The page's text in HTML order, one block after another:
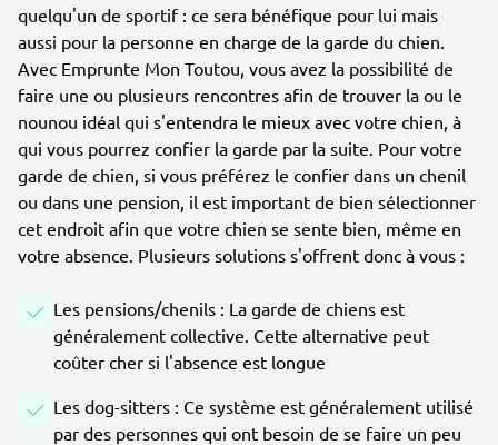
quelqu'un de sportif : ce sera bénéfique pour lui mais
aussi pour la personne en charge de la garde du chien.
Avec Emprunte Mon Toutou, vous avez la possibilité de
faire une ou plusieurs rencontres afin de trouver la ou le
nounou idéal qui s'entendra le mieux avec votre chien, à
qui vous pourrez confier la garde par la suite. Pour votre
garde de chien, si vous préférez le confier dans un chenil
ou dans une pension, il est important de bien sélectionner
cet endroit afin que votre chien se sente bien, même en
votre absence. Plusieurs solutions s'offrent donc à vous :
Les pensions/chenils : La garde de chiens est
généralement collective. Cette alternative peut
coûter cher si l'absence est longue
Les dog-sitters : Ce système est généralement utilisé
par des personnes qui ont besoin de se faire un peu